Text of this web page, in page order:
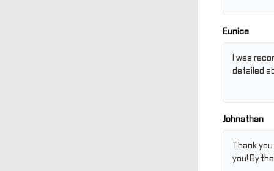
Eunice
I was
detailed
Johnathan
Thank
you! By